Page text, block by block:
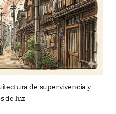
de supervivencia y
de luz